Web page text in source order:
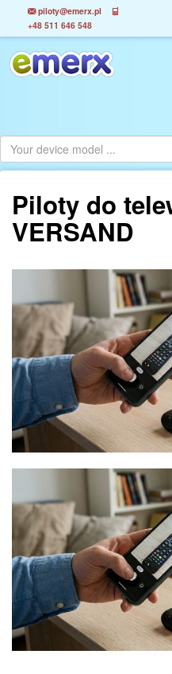
piloty@emerx.pl
+48 511 646 548
Piloty do
VERSAND